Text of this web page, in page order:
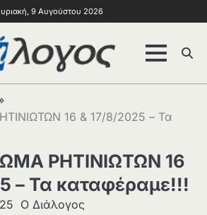
9 Αυγούστου 2026
16 & 17/8/2025 – Τα
ΡΗΤΙΝΙΩΤΩΝ 16
– Τα καταφέραμε!!!
Ο Διάλογος